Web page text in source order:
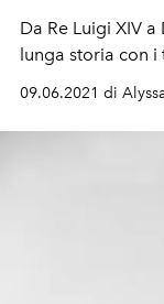
Da Re Luigi XIV
lunga storia con i
09.06.2021 di